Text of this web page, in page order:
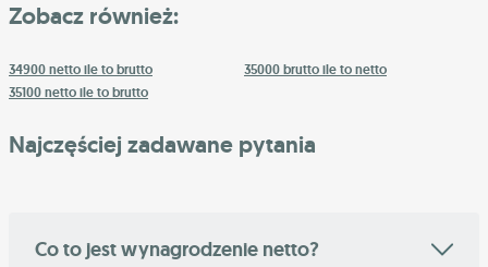
Zobacz również:
34900 netto ile to brutto
35000 brutto ile to netto
35100 netto ile to brutto
Najczęściej zadawane pytania
Co to jest wynagrodzenie netto?